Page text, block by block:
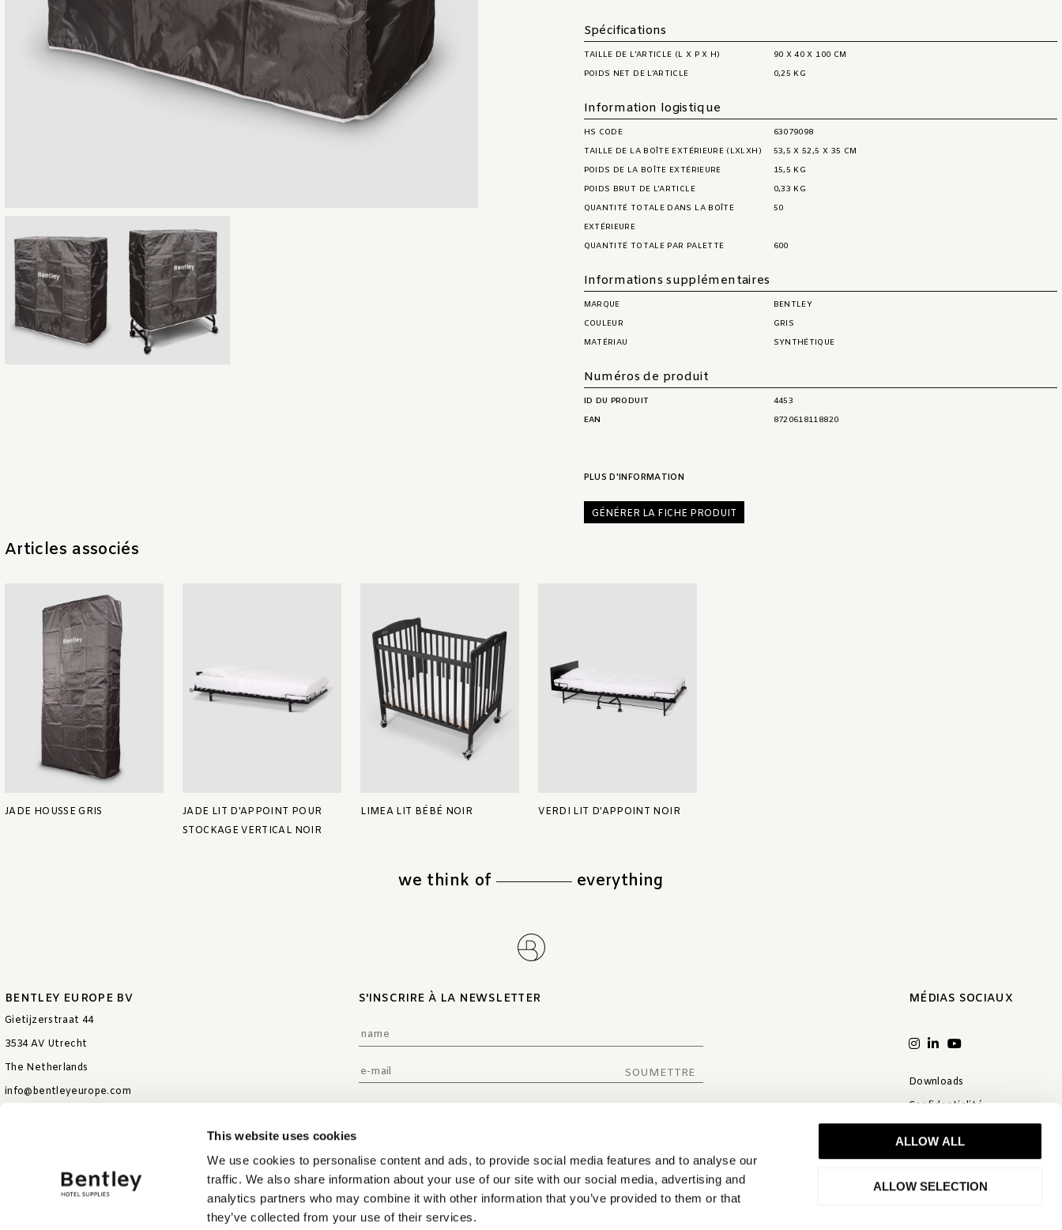
This website uses cookies
We use cookies to personalise content and ads, to provide social media features and to analyse our
traffic. We also share information about your use of our site with our social media, advertising and
analytics partners who may combine it with other information that you’ve provided to them or that
they’ve collected from your use of their services.
ALLOW ALL
ALLOW SELECTION
Spécifications
TAILLE DE L'ARTICLE (L X P X H)
90 X 40 X 100 CM
POIDS NET DE L’ARTICLE
0,25 KG
Information logistique
HS CODE
63079098
TAILLE DE LA BOÎTE EXTÉRIEURE (LXLXH)
53,5 X 52,5 X 35 CM
POIDS DE LA BOÎTE EXTÉRIEURE
15,5 KG
POIDS BRUT DE L'ARTICLE
0,33 KG
QUANTITÉ TOTALE DANS LA BOÎTE
EXTÉRIEURE
50
QUANTITÉ TOTALE PAR PALETTE 600
Informations supplémentaires
MARQUE
BENTLEY
COULEUR
GRIS
MATÉRIAU
SYNTHÉTIQUE
Numéros de produit
ID DU PRODUIT
4453
EAN
8720618118820
PLUS D'INFORMATION
GÉNÉRER LA FICHE PRODUIT
Articles associés
JADE HOUSSE GRIS
JADE LIT D'APPOINT POUR
STOCKAGE VERTICAL NOIR
LIMEA LIT BÉBÉ NOIR VERDI LIT D'APPOINT NOIR
we think of everything
BENTLEY EUROPE BV
Gietijzerstraat 44
3534 AV Utrecht
The Netherlands
info@bentleyeurope.com
MÉDIAS SOCIAUX
Downloads
Confidentialité
S'INSCRIRE À LA NEWSLETTER
SOUMETTRE